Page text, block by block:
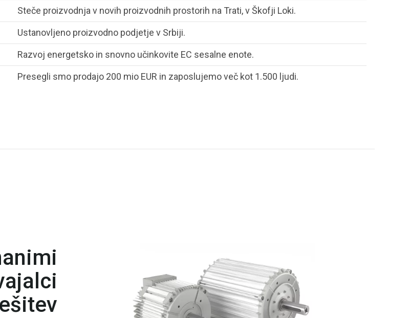
Steče proizvodnja v novih proizvodnih prostorih na Trati, v Škofji Loki.
Ustanovljeno proizvodno podjetje v Srbiji.
Razvoj energetsko in snovno učinkovite EC sesalne enote.
Presegli smo prodajo 200 mio EUR in zaposlujemo več kot 1.500 ljudi.